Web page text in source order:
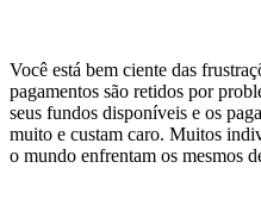
Você está bem ciente das
pagamentos são retidos por
seus fundos disponíveis e os
muito e custam caro. Muitos
o mundo enfrentam os mesmos